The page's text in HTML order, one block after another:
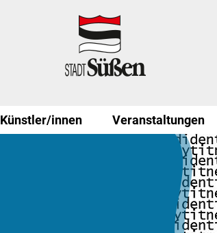
Künstler/innen Veranstaltungen